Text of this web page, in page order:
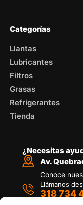
Categorías
Llantas
Lubricantes
Filtros
Grasas
Refrigerantes
Tienda
¿Necesitas
Av.
Conoce
Llámanos
318 734